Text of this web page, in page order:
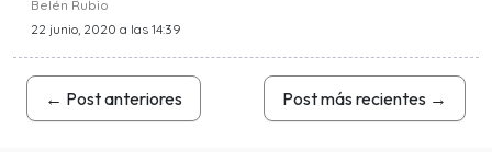
Belén Rubio
22 junio, 2020 a las 14:39
← Post anteriores Post más recientes →